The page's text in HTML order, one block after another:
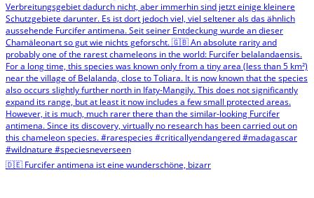
🇩🇪 Furcifer antimena ist eine wunderschöne, bizarr